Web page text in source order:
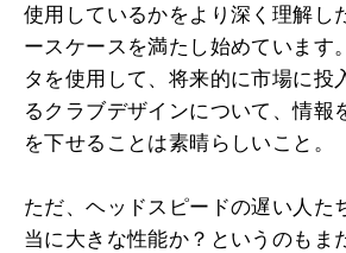
使用しているかをより深く理解し
ースケースを満たし始めています
タを使用して、将来的に市場に投
るクラブデザインについて、情報
を下せることは素晴らしいこと。
ただ、ヘッドスピードの遅い人た
当に大きな性能か？というのもま